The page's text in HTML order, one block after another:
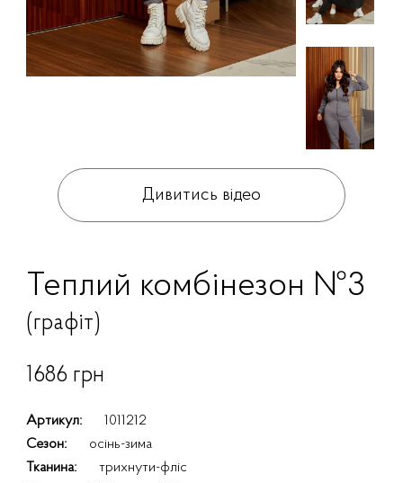
Дивитись відео
Теплий комбінезон №3
(графіт)
1686 грн
Артикул:
1011212
Сезон:
осінь-зима
Тканина:
трихнути-фліс